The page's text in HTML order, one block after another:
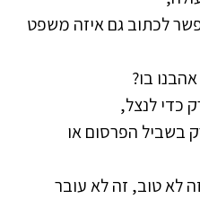
לכתוב גם איזה משפט
בו?
כדי לנצל,
בשביל הפרסום או
לא טוב, זה לא עובר